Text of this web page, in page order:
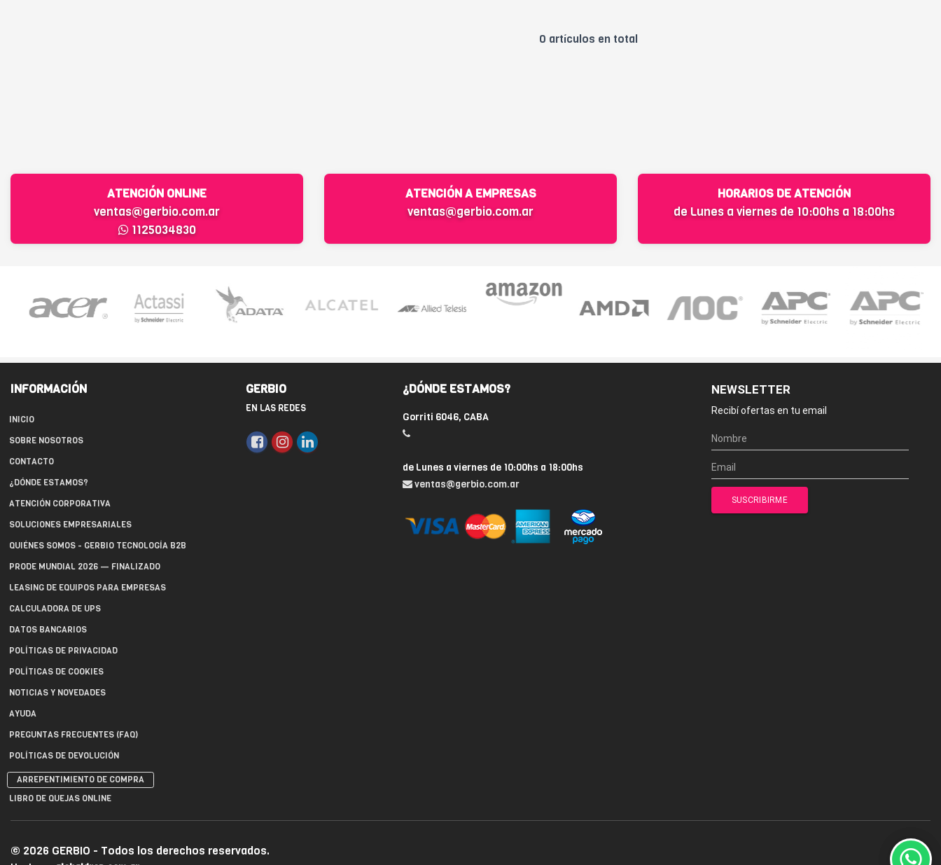
0 artículos en total
ATENCIÓN ONLINE
ventas@gerbio.com.ar
1125034830
ATENCIÓN A EMPRESAS
ventas@gerbio.com.ar
HORARIOS DE ATENCIÓN
de Lunes a viernes de 10:00hs a 18:00hs
INFORMACIÓN
INICIO
SOBRE NOSOTROS
CONTACTO
¿DÓNDE ESTAMOS?
ATENCIÓN CORPORATIVA
SOLUCIONES EMPRESARIALES
QUIÉNES SOMOS - GERBIO TECNOLOGÍA B2B
PRODE MUNDIAL 2026 — FINALIZADO
LEASING DE EQUIPOS PARA EMPRESAS
CALCULADORA DE UPS
DATOS BANCARIOS
POLÍTICAS DE PRIVACIDAD
POLÍTICAS DE COOKIES
NOTICIAS Y NOVEDADES
AYUDA
PREGUNTAS FRECUENTES (FAQ)
POLÍTICAS DE DEVOLUCIÓN
ARREPENTIMIENTO DE COMPRA
LIBRO DE QUEJAS ONLINE
GERBIO
EN LAS REDES
¿DÓNDE ESTAMOS?
Gorriti 6046, CABA
de Lunes a viernes de 10:00hs a 18:00hs
ventas@gerbio.com.ar
NEWSLETTER
Recibí ofertas en tu email
© 2026 GERBIO - Todos los derechos reservados.